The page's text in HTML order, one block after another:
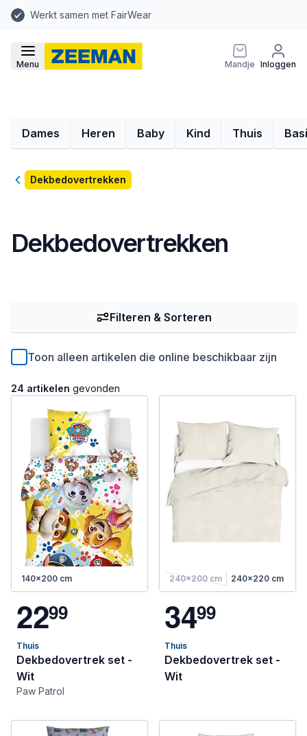
Werkt samen met FairWear
Menu Mandje Inloggen
Dames Heren Baby Kind Thuis
TerugDekbedovertrekken
Dekbedovertrekken
Toon alleen artikelen die online beschikbaar zijn
24 artikelen gevonden
Filteren & Sorteren
140x200 cm
2299
Thuis
Dekbedovertrek set -
Wit
Paw Patrol
240x200 cm 240x220 cm
3499
Thuis
Dekbedovertrek set -
Wit